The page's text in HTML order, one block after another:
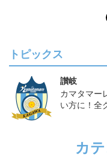
トピックス
讃岐
カマタマー
い方に！全
カ